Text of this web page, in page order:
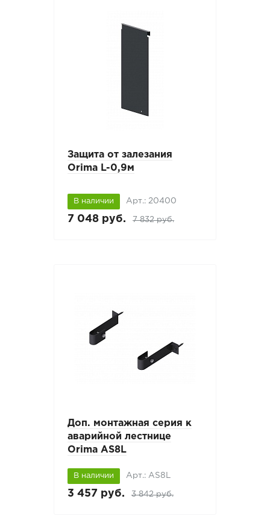
Защита от залезания
Orima L-0,9м
В наличии Арт.: 20400
7 048 руб. 7 832 руб.
Доп. монтажная серия к
аварийной лестнице
Orima AS8L
В наличии Арт.: AS8L
3 457 руб. 3 842 руб.